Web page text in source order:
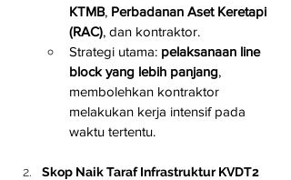
KTMB, Perbadanan Aset Keretapi
(RAC), dan kontraktor.
Strategi utama: pelaksanaan line
block yang lebih panjang,
membolehkan kontraktor
melakukan kerja intensif pada
waktu tertentu.
Skop Naik Taraf Infrastruktur KVDT2